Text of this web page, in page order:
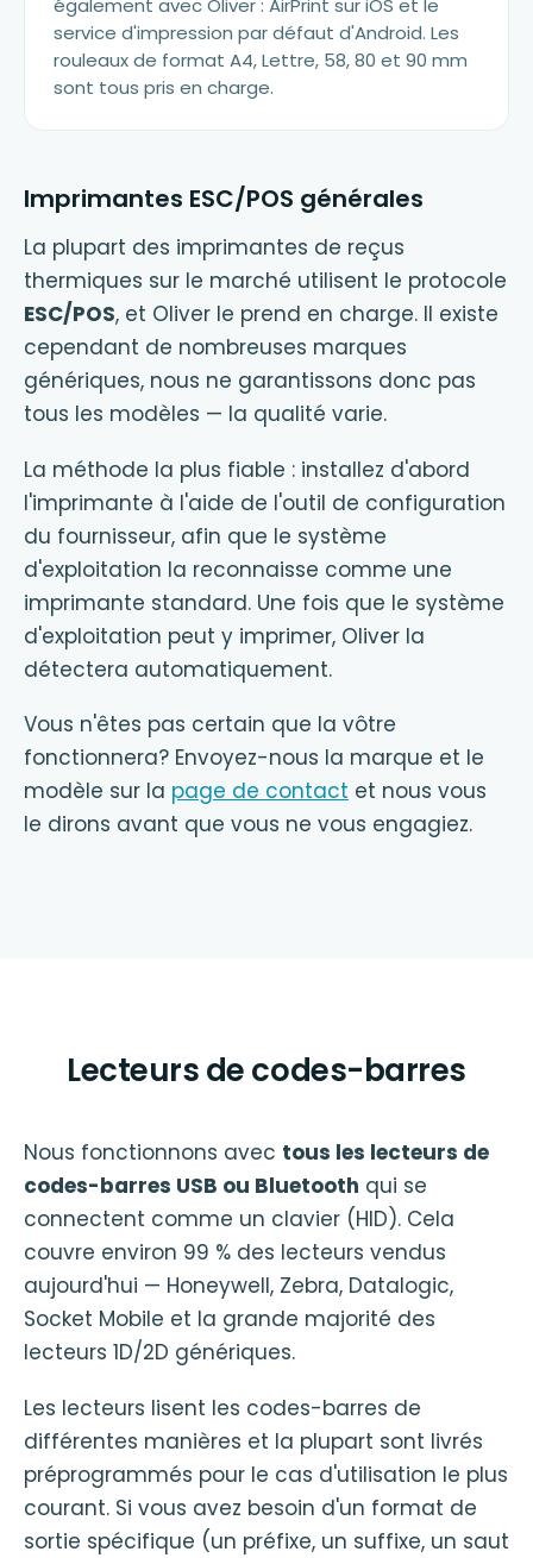
également avec Oliver : AirPrint sur iOS et le
service d'impression par défaut d'Android. Les
rouleaux de format A4, Lettre, 58, 80 et 90 mm
sont tous pris en charge.
Imprimantes ESC/POS générales
La plupart des imprimantes de reçus
thermiques sur le marché utilisent le protocole
ESC/POS, et Oliver le prend en charge. Il existe
cependant de nombreuses marques
génériques, nous ne garantissons donc pas
tous les modèles — la qualité varie.
La méthode la plus fiable : installez d'abord
l'imprimante à l'aide de l'outil de configuration
du fournisseur, afin que le système
d'exploitation la reconnaisse comme une
imprimante standard. Une fois que le système
d'exploitation peut y imprimer, Oliver la
détectera automatiquement.
Vous n'êtes pas certain que la vôtre
fonctionnera? Envoyez-nous la marque et le
modèle sur la page de contact et nous vous
le dirons avant que vous ne vous engagiez.
Lecteurs de codes-barres
Nous fonctionnons avec tous les lecteurs de
codes-barres USB ou Bluetooth qui se
connectent comme un clavier (HID). Cela
couvre environ 99 % des lecteurs vendus
aujourd'hui — Honeywell, Zebra, Datalogic,
Socket Mobile et la grande majorité des
lecteurs 1D/2D génériques.
Les lecteurs lisent les codes-barres de
différentes manières et la plupart sont livrés
préprogrammés pour le cas d'utilisation le plus
courant. Si vous avez besoin d'un format de
sortie spécifique (un préfixe, un suffixe, un saut